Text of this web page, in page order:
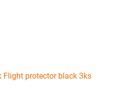
Flight protector black 3ks